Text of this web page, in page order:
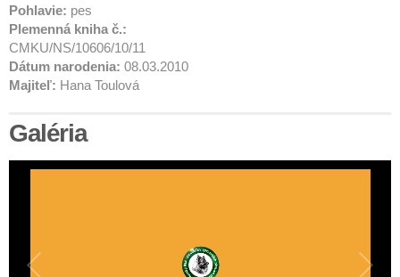
Pohlavie: pes
Plemenná kniha č.:
CMKU/NS/10606/10/11
Dátum narodenia: 08.03.2010
Majiteľ: Hana Toulová
Galéria